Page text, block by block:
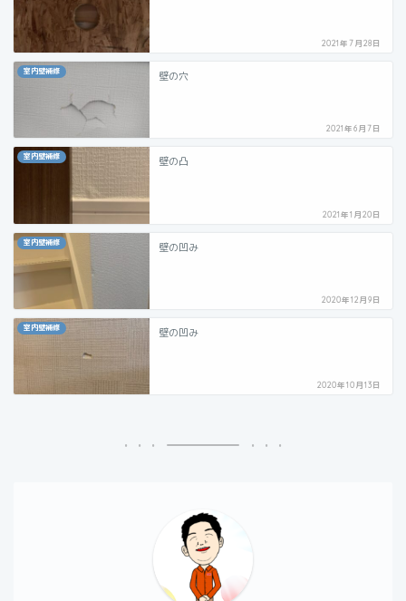
2021年7月28日
室内壁補修 壁の穴
2021年6月7日
室内壁補修 壁の凸
2021年1月20日
室内壁補修 壁の凹み
2020年12月9日
室内壁補修 壁の凹み
2020年10月13日